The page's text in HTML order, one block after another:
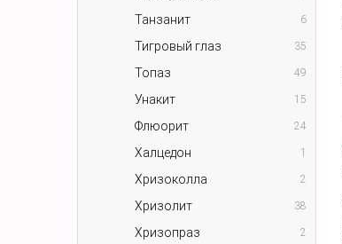
Танзанит 6
Тигровый глаз 35
Топаз 49
Унакит 15
Флюорит 24
Халцедон 1
Хризоколла 2
Хризолит 38
Хризопраз 2